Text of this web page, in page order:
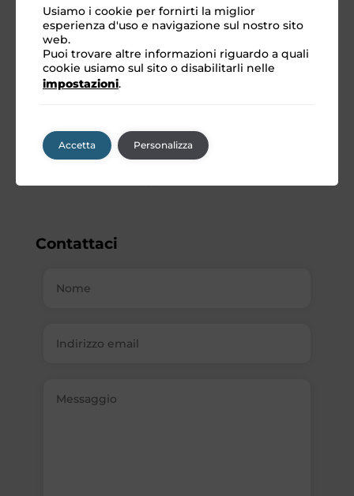
Via Gioacchino Rossini, 2
42013 – Veggia di Casalgrande (RE)
Italia
Tel. 2:+39 0536 990086
Contattaci
Usiamo i cookie per fornirti la miglior
esperienza d'uso e navigazione sul nostro sito
web.
Puoi trovare altre informazioni riguardo a quali
cookie usiamo sul sito o disabilitarli nelle
impostazioni.
Accetta Personalizza